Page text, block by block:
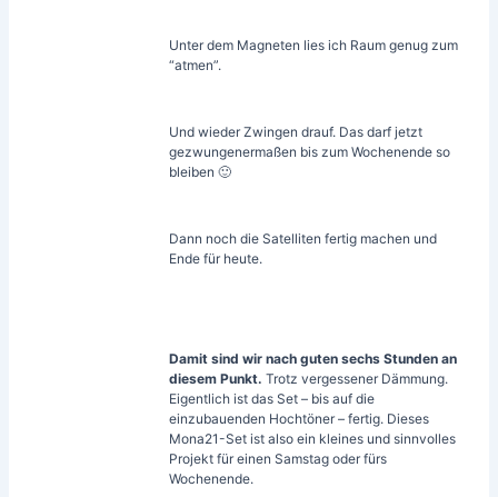
Unter dem Magneten lies ich Raum genug zum
“atmen”.
Und wieder Zwingen drauf. Das darf jetzt
gezwungenermaßen bis zum Wochenende so
bleiben 🙂
Dann noch die Satelliten fertig machen und
Ende für heute.
Damit sind wir nach guten sechs Stunden an
diesem Punkt. Trotz vergessener Dämmung.
Eigentlich ist das Set – bis auf die
einzubauenden Hochtöner – fertig. Dieses
Mona21-Set ist also ein kleines und sinnvolles
Projekt für einen Samstag oder fürs
Wochenende.